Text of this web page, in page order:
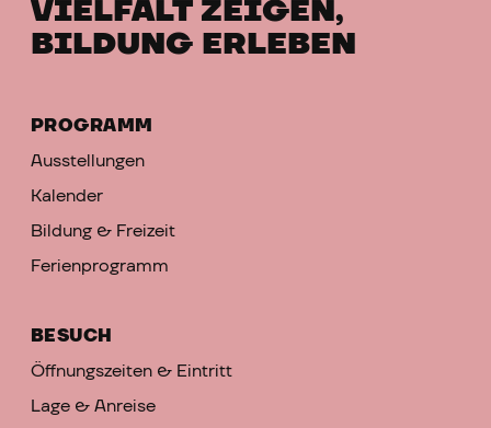
VIELFALT ZEIGEN,
BILDUNG ERLEBEN
PROGRAMM
Ausstellungen
Kalender
Bildung & Freizeit
Ferienprogramm
BESUCH
Öffnungszeiten & Eintritt
Lage & Anreise